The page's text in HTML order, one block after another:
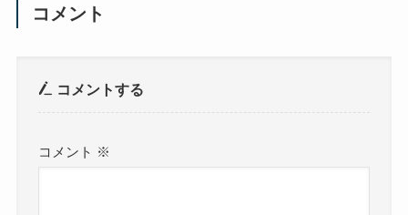
コメント
コメントする
コメント ※